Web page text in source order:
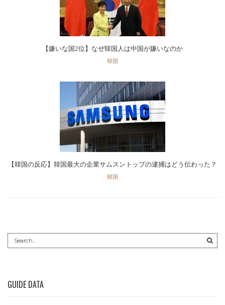
【嫌いな国2位】なぜ韓国人は中国が嫌いなのか
韓国
【韓国の反応】韓国最大の企業サムスントップの逮捕はどう伝わった？
韓国
GUIDE DATA